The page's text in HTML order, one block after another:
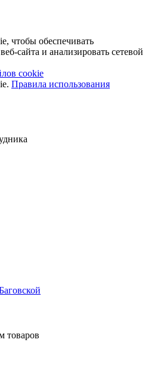
чтобы обеспечивать
сайта и анализировать сетевой
cookie
Правила использования
товаров